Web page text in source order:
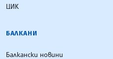
ЦИК
БАЛКАНИ
Балкански новини